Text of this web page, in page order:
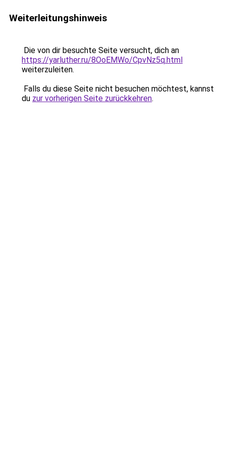
Weiterleitungshinweis
Die von dir besuchte Seite versucht, dich an
https://yarluther.ru/8OoEMWo/CpvNz5q.html
weiterzuleiten.
Falls du diese Seite nicht besuchen möchtest, kannst
du zur vorherigen Seite zurückkehren.